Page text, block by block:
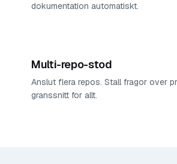
dokumentation automatiskt.
Multi-repo-stod
Anslut flera repos. Stall fragor over
granssnitt for allt.